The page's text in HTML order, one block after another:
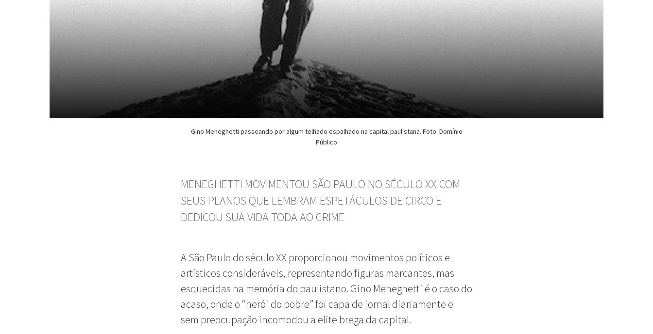
Gino Meneghetti passeando por algum telhado espalhado na capital paulistana. Foto: Domínio
Público
MENEGHETTI MOVIMENTOU SÃO PAULO NO SÉCULO XX COM
SEUS PLANOS QUE LEMBRAM ESPETÁCULOS DE CIRCO E
DEDICOU SUA VIDA TODA AO CRIME
A São Paulo do século XX proporcionou movimentos políticos e
artísticos consideráveis, representando figuras marcantes, mas
esquecidas na memória do paulistano. Gino Meneghetti é o caso do
acaso, onde o “herói do pobre” foi capa de jornal diariamente e
sem preocupação incomodou a elite brega da capital.